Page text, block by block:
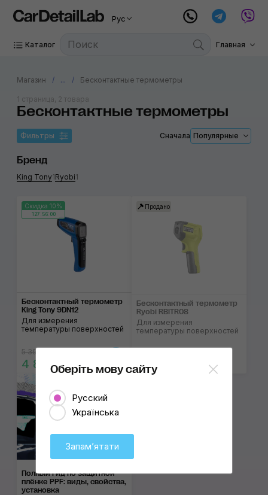
Рус
Каталог Главная
Магазин ... Бесконтактные термометры
Бесконтактные термометры
1 страница, 2 товара
Фильтры Сначала Популярные
Бренд
King Tony1Ryobi1
Скидка 10%
127:56:00
Бесконтактный термометр
King Tony 9DN12
Для измерения
температуры поверхностей
5 390 ₴
4 850 ₴
Продано
Бесконтактный термометр
Ryobi RBITR08
Для измерения
температуры поверхностей
2 700 ₴
Полный гид по защитной
плёнке PPF: виды, свойства,
установка
Оберіть мову сайту
Русский
Українська
Запамʼятати